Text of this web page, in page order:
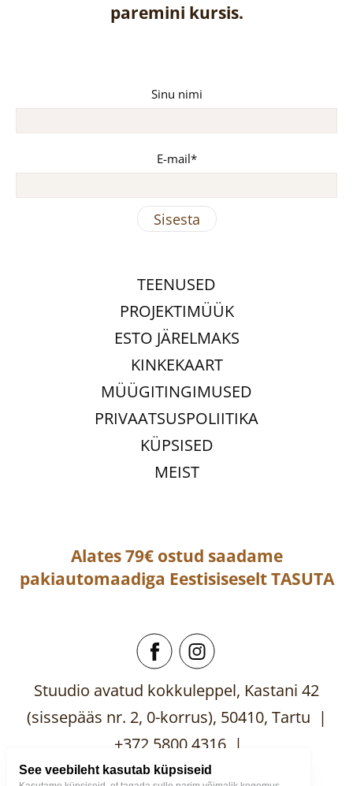
paremini kursis.
Sinu nimi
E-mail
TEENUSED
PROJEKTIMÜÜK
ESTO JÄRELMAKS
KINKEKAART
MÜÜGITINGIMUSED
PRIVAATSUSPOLIITIKA
KÜPSISED
MEIST
Alates 79€ ostud saadame
pakiautomaadiga EestisiseseltTASUTA
Stuudio avatud kokkuleppel, Kastani 42
(sissepääs nr. 2, 0-korrus), 50410, Tartu |
+372 5800 4316 |
mooblistuudio@gmail.com
See veebileht kasutab küpsiseid